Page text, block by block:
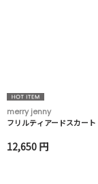
merry jenny
フリルティアードスカート
12,650 円